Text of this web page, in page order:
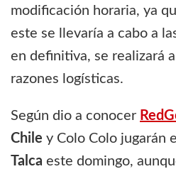
modificación horaria, ya
este se llevaría a cabo a
en definitiva, se realizará
razones logísticas.
Según dio a conocer
Chile y Colo Colo jugarán
Talca este domingo,